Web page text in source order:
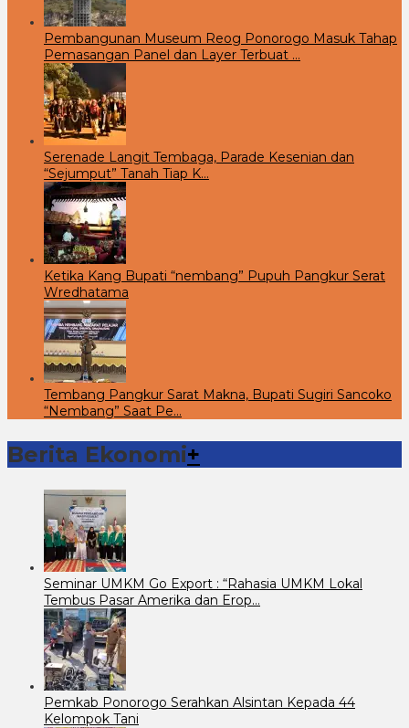
Pembangunan Museum Reog Ponorogo Masuk Tahap
Pemasangan Panel dan Layer Terbuat …
Serenade Langit Tembaga, Parade Kesenian dan
“Sejumput” Tanah Tiap K…
Ketika Kang Bupati “nembang” Pupuh Pangkur Serat
Wredhatama
Tembang Pangkur Sarat Makna, Bupati Sugiri Sancoko
“Nembang” Saat Pe…
Berita Ekonomi+
Seminar UMKM Go Export : “Rahasia UMKM Lokal
Tembus Pasar Amerika dan Erop…
Pemkab Ponorogo Serahkan Alsintan Kepada 44
Kelompok Tani